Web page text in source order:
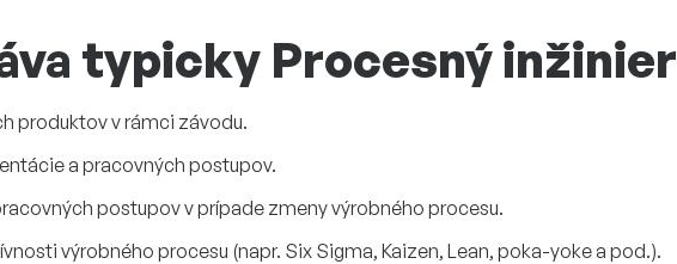
typicky Procesný inžinier
produktov v rámci závodu.
a pracovných postupov.
postupov v prípade zmeny výrobného procesu.
výrobného procesu (napr. Six Sigma, Kaizen, Lean, poka-yoke a pod.).